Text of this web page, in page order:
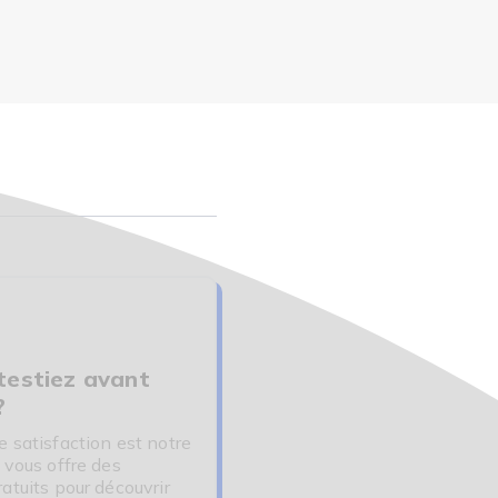
avant
satisfaction est notre
offre des
pour découvrir